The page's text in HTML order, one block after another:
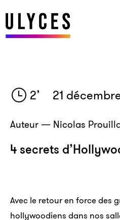
2’ 21
Auteur — Nicolas
4 secrets
Avec le retour en force des
hollywoodiens dans nos